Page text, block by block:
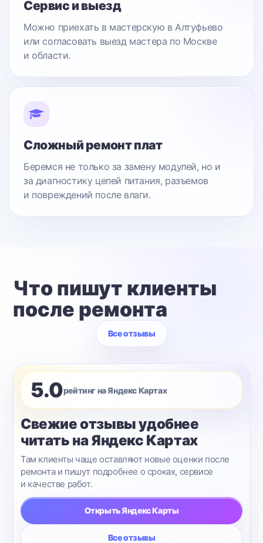
Сервис и выезд
Можно приехать в мастерскую в Алтуфьево
или согласовать выезд мастера по Москве
и области.
Сложный ремонт плат
Беремся не только за замену модулей, но и
за диагностику цепей питания, разъемов
и повреждений после влаги.
Что пишут клиенты
после ремонта
Все отзывы
5.0рейтинг на Яндекс Картах
Свежие отзывы удобнее
читать на Яндекс Картах
Там клиенты чаще оставляют новые оценки после
ремонта и пишут подробнее о сроках, сервисе
и качестве работ.
Открыть Яндекс Карты
Все отзывы